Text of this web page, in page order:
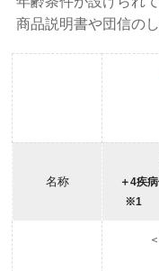
商品説明書や団信の
名称
＋4疾
※1